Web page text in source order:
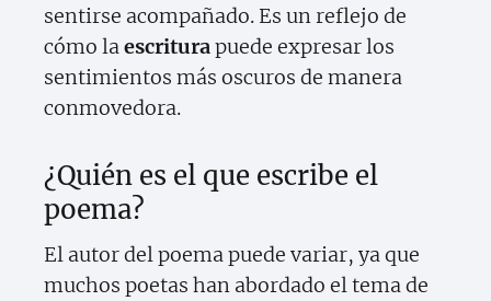
sentirse acompañado. Es un reflejo de
cómo laescriturapuede expresar los
sentimientos más oscuros de manera
conmovedora.
¿Quién es el que escribe el
poema?
El autor del poema puede variar, ya que
muchos poetas han abordado el tema de